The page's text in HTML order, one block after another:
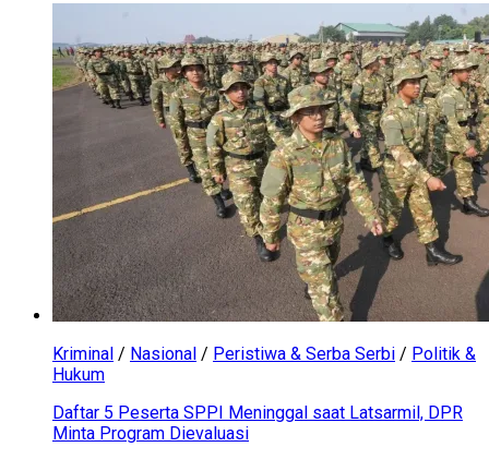
Kriminal / Nasional / Peristiwa & Serba Serbi / Politik &
Hukum
Daftar 5 Peserta SPPI Meninggal saat Latsarmil, DPR
Minta Program Dievaluasi